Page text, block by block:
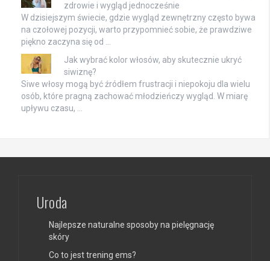
zdrowie i wygląd jednocześnie
W dzisiejszym świecie, gdzie wygląd zewnętrzny często bywa
na czołowej pozycji, warto przypomnieć sobie, że prawdziwe
piękno zaczyna się od …
Jak wybrać kolor włosów, aby skutecznie ukryć
siwiznę?
Siwe włosy mogą być źródłem frustracji i niepokoju dla wielu
osób, które pragną zachować młodzieńczy wygląd. W miarę
upływu czasu, …
Uroda
Najlepsze naturalne sposoby na pielęgnację
skóry
Co to jest trening ems?